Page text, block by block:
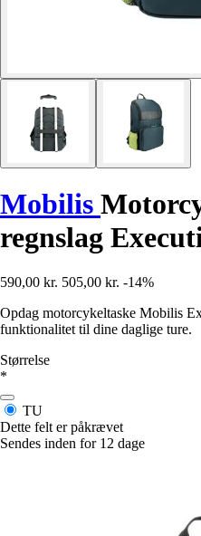
Mobilis
regnslag
590,00 kr. 505,00 kr. -14%
Opdag motorcykeltaske Mobilis
funktionalitet til dine daglige ture.
Størrelse
*
TU
Dette felt er påkrævet
Sendes inden for 12 dage